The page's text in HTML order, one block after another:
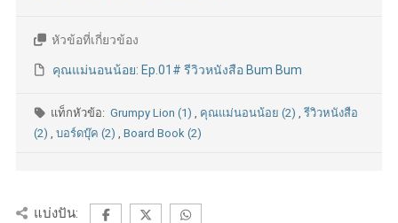
หัวข้อที่เกี่ยวข้อง
คุณแม่นอนน้อย: Ep.01# รีวิวหนังสือ Bum Bum
แท็กหัวข้อ:Grumpy Lion (1), คุณแม่นอนน้อย (2), รีวิวหนังสือ
(2) , บอร์ดบุ๊ค (2) , Board Book (2)
แบ่งปัน: